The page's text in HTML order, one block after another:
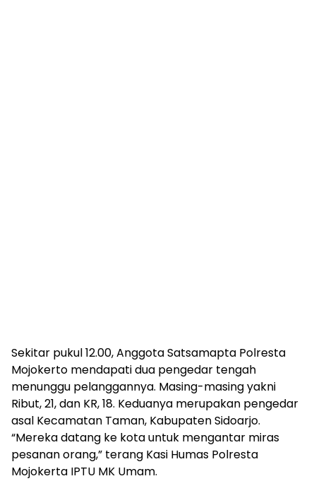
Sekitar pukul 12.00, Anggota Satsamapta Polresta
Mojokerto mendapati dua pengedar tengah
menunggu pelanggannya. Masing-masing yakni
Ribut, 21, dan KR, 18. Keduanya merupakan pengedar
asal Kecamatan Taman, Kabupaten Sidoarjo.
“Mereka datang ke kota untuk mengantar miras
pesanan orang,” terang Kasi Humas Polresta
Mojokerta IPTU MK Umam.